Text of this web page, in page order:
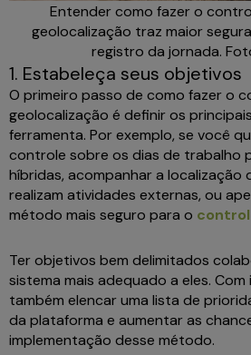
Entender como fazer o
geolocalização traz maior
registro da jornada.
1. Estabeleça seus objetivos
O primeiro passo de como fazer o
geolocalização é definir os
ferramenta. Por exemplo, se você
controle sobre os dias de trabalho
híbridas, acompanhar a localização
realizam atividades externas, ou
método mais seguro para o
Ter objetivos bem delimitados
sistema mais adequado a eles.
também elencar uma lista de
da plataforma e aumentar as
implementação desse método.